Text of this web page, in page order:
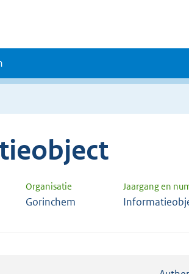
Organisatie Jaargang en
Gorinchem